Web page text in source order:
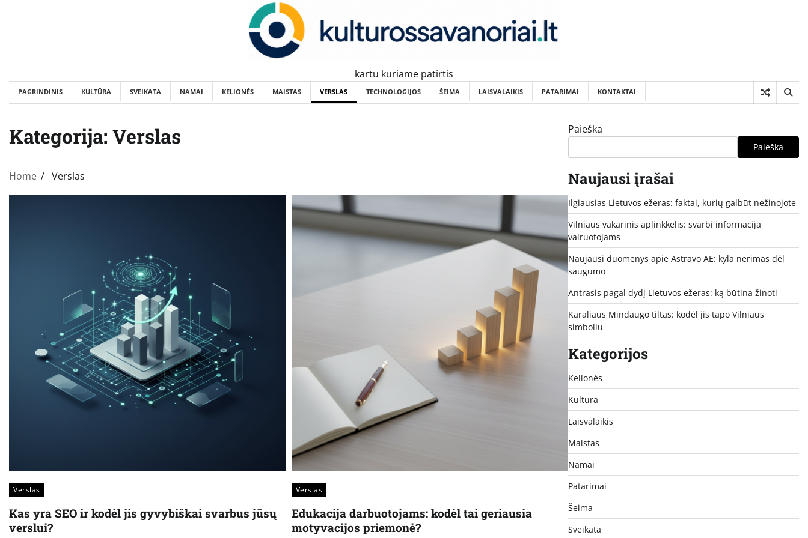
kartu kuriame patirtis
PAGRINDINIS KULTŪRA SVEIKATA NAMAI KELIONĖS MAISTAS VERSLAS TECHNOLOGIJOS ŠEIMA LAISVALAIKIS PATARIMAI KONTAKTAI
Kategorija: Verslas
Home Verslas
Verslas
Kas yra SEO ir kodėl jis gyvybiškai svarbus jūsų
verslui?
Verslas
Edukacija darbuotojams: kodėl tai geriausia
motyvacijos priemonė?
Paieška
Paieška
Naujausi įrašai
Ilgiausias Lietuvos ežeras: faktai, kurių galbūt nežinojote
Vilniaus vakarinis aplinkkelis: svarbi informacija
vairuotojams
Naujausi duomenys apie Astravo AE: kyla nerimas dėl
saugumo
Antrasis pagal dydį Lietuvos ežeras: ką būtina žinoti
Karaliaus Mindaugo tiltas: kodėl jis tapo Vilniaus
simboliu
Kategorijos
Kelionės
Kultūra
Laisvalaikis
Maistas
Namai
Patarimai
Šeima
Sveikata